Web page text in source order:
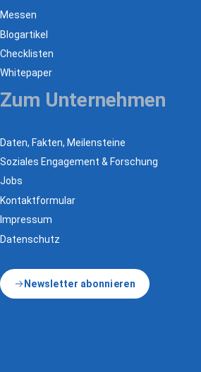
Messen
Blogartikel
Checklisten
Whitepaper
Zum Unternehmen
Daten, Fakten, Meilensteine
Soziales Engagement & Forschung
Jobs
Kontaktformular
Impressum
Datenschutz
Newsletter abonnieren